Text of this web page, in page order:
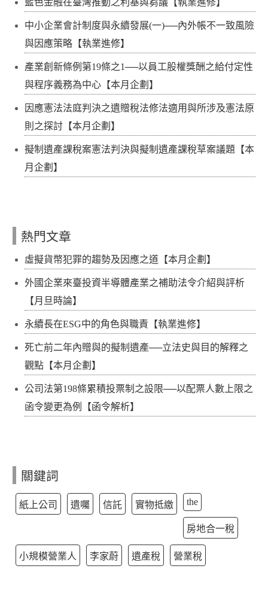
藍色金融在臺灣推動之利基與芻議【執業進修】
中小企業會計制度與永續發展(一)──內外帳不一致風險
與因應策略【執業進修】
產業創新條例第19條之1──以員工股權獎酬之給付定性
與程序義務為中心【本月企劃】
因應憲法法庭判決之遺贈稅法修法適用與所涉及憲法原
則之探討【本月企劃】
擬制遺產課稅案憲法判決與擬制遺產課稅草案議題【本
月企劃】
熱門文章
虛擬貨幣犯罪的趨勢及因應之道【本月企劃】
外國企業來臺投資半導體產業之補助法令介紹與評析
【月旦時論】
永續長在ESG中的角色與職責【執業進修】
死亡前二年內贈與的擬制遺產──立法史與目的解釋之
觀點【本月企劃】
公司法第198條累積投票制之設限──以配票人數上限之
函令變更為例【函令解析】
關鍵詞
紙上公司 遺囑 信託 實物抵繳 the
房地合一稅
小規模營業人 李家蔚 遺產稅 營業稅